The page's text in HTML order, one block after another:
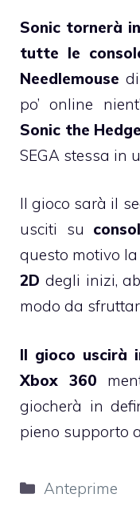
Sonic tornerà
tutte le
Needlemouse
po’ online
Sonic the
SEGA stessa in
Il gioco sarà il
usciti su
questo motivo
2D degli inizi,
modo da
Il gioco uscirà
Xbox 360
giocherà in
pieno supporto
Categorie
Anteprime